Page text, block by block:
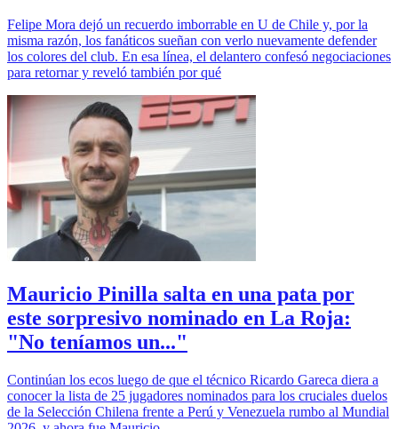
Felipe Mora dejó un recuerdo imborrable en U de Chile y, por la
misma razón, los fanáticos sueñan con verlo nuevamente defender
los colores del club. En esa línea, el delantero confesó negociaciones
para retornar y reveló también por qué
Mauricio Pinilla salta en una pata por
este sorpresivo nominado en La Roja:
"No teníamos un..."
Continúan los ecos luego de que el técnico Ricardo Gareca diera a
conocer la lista de 25 jugadores nominados para los cruciales duelos
de la Selección Chilena frente a Perú y Venezuela rumbo al Mundial